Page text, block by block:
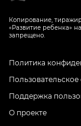
Копирование,
«Развитие ребенка»
запрещено.
Политика
Поддержка
О проекте